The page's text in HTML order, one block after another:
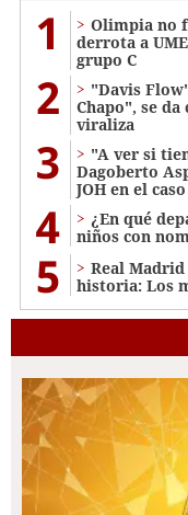
1
Olimpia no
derrota a
grupo C
2
"Davis
Chapo", se da
viraliza
3
"A ver si
Dagoberto
JOH en el
4
¿En qué
niños con
5
Real
historia: Los